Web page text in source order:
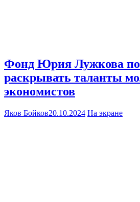
Фонд Юрия Лужкова
раскрывать таланты
экономистов
Яков Бойков20.10.2024 На экране